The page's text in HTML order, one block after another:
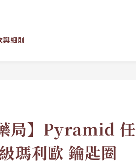
與細則
局】Pyramid 任
瑪利歐 鑰匙圈